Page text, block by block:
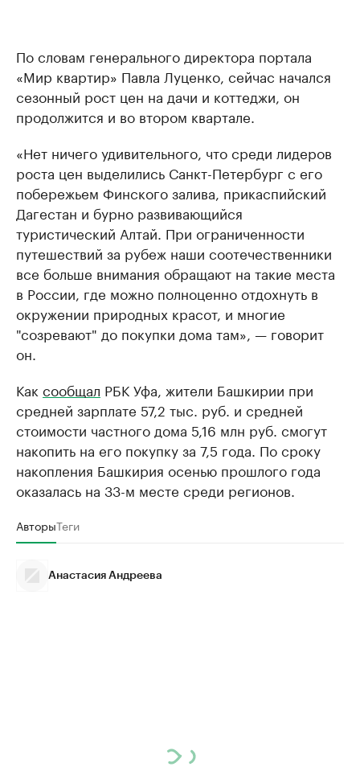
По словам генерального директора портала
«Мир квартир» Павла Луценко, сейчас начался
сезонный рост цен на дачи и коттеджи, он
продолжится и во втором квартале.
«Нет ничего удивительного, что среди лидеров
роста цен выделились Санкт-Петербург с его
побережьем Финского залива, прикаспийский
Дагестан и бурно развивающийся
туристический Алтай. При ограниченности
путешествий за рубеж наши соотечественники
все больше внимания обращают на такие места
в России, где можно полноценно отдохнуть в
окружении природных красот, и многие
"созревают" до покупки дома там», — говорит
он.
Как сообщал РБК Уфа, жители Башкирии при
средней зарплате 57,2 тыс. руб. и средней
стоимости частного дома 5,16 млн руб. смогут
накопить на его покупку за 7,5 года. По сроку
накопления Башкирия осенью прошлого года
оказалась на 33-м месте среди регионов.
АвторыТеги
Анастасия Андреева